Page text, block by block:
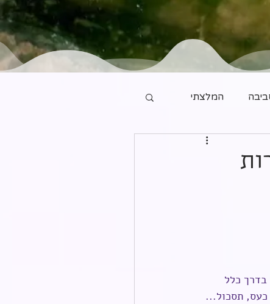
המלצתי
בדרך כלל
כעס, תסכול...